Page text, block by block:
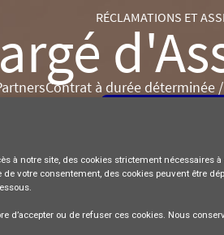
RÉCLAMATIONS ET
Contrat à durée déterminée
à notre site, des cookies strictement nécessaires à
de votre consentement, des cookies peuvent être
d’accepter ou de refuser ces cookies. Nous